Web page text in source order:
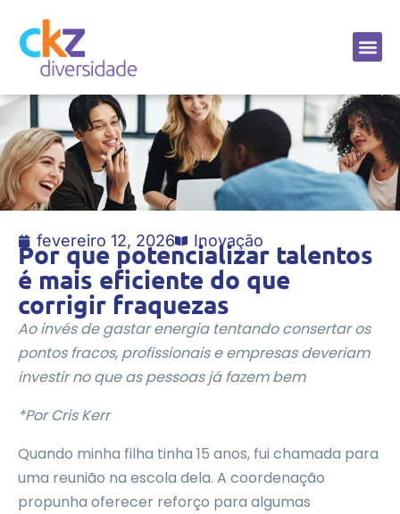
fevereiro 12, 2026 Inovação
Por que potencializar talentos
é mais eficiente do que
corrigir fraquezas
Ao invés de gastar energia tentando consertar os
pontos fracos, profissionais e empresas deveriam
investir no que as pessoas já fazem bem
*Por Cris Kerr
Quando minha filha tinha 15 anos, fui chamada para
uma reunião na escola dela. A coordenação
propunha oferecer reforço para algumas